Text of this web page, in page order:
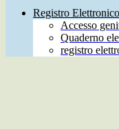
Registro
Accesso
Quaderno
registro